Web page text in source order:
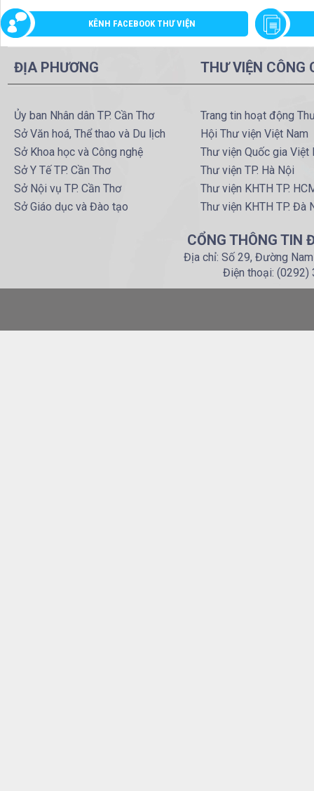
KÊNH FACEBOOK THƯ VIỆN
ĐỊA PHƯƠNG
Ủy ban Nhân dân TP. Cần Thơ
Sở Văn hoá, Thể thao và Du lịch
Sở Khoa học và Công nghệ
Sở Y Tế TP. Cần Thơ
Sở Nội vụ TP. Cần Thơ
Sở Giáo dục và Đào tạo
THƯ VIỆN CÔNG
Trang tin hoạt động
Hội Thư viện Việt Nam
Thư viện Quốc gia Việt
Thư viện TP. Hà Nội
Thư viện KHTH TP.
Thư viện KHTH TP. Đà
CỔNG THÔNG TIN
Địa chỉ: Số 29, Đường
Điện thoại: (0292)